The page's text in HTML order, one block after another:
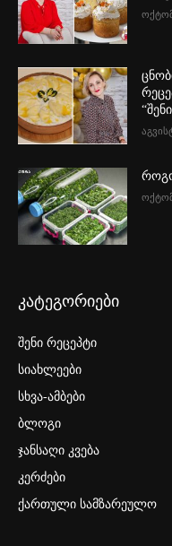
კატეგორიები
შენი რეცეპტი
სიახლეები
სხვა-ამბები
ბლოგი
ჯანსაღი კვება
კერძები
ქართული სამზარეულო